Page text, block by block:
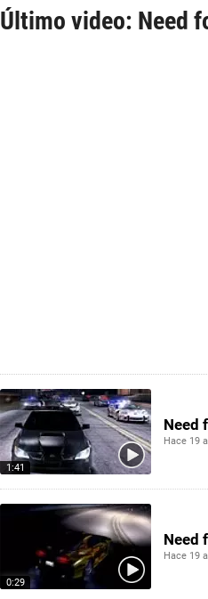
Último video: Need
1:41
Need
Hace 19
0:29
Need
Hace 19